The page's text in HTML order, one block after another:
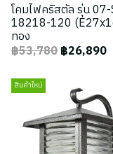
โคมไฟคริสตัล รุ่น 07-
18218-120
ทอง
฿53,780฿26,890
สินค้าใหม่